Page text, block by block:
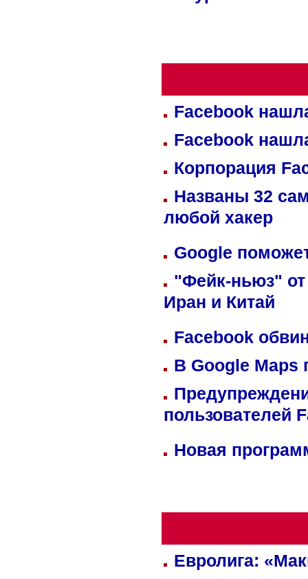
Facebook
Facebook
Корпорация
Названы 32
любой хакер
Google
"Фейк-ньюз" от
Иран и Китай
Facebook
В Google Maps
пользователей
Новая
Евролига: